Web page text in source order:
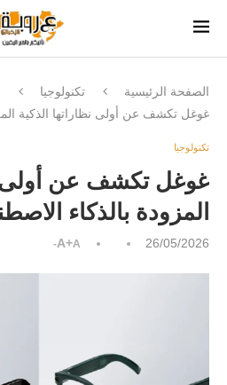
الصفحة الرئيسية
تكنولوجيا
غوغل تكشف عن أولى نظاراتها الذكية
تكنولوجيا
غوغل تكشف عن أولى
المزودة بالذكاء
26/05/2026
A+A-